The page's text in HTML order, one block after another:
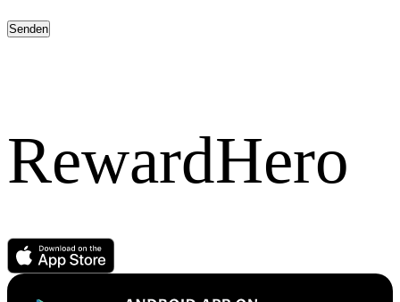
Senden
RewardHero